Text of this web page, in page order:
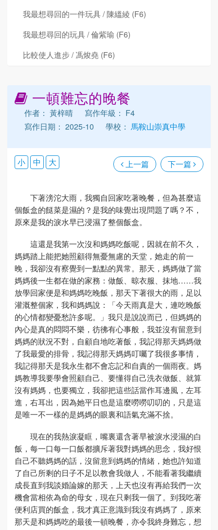
我最想尋回的一件玩具 / 陳縕綾 (F6)
我最想尋回的玩具 / 倫紫瑜 (F6)
比較使人進步 / 馮焌堯 (F6)
一頓難忘的晚餐
作者： 黃梓晴
寫作年級： F4
寫作日期： 2025-10
學校： 馬鞍山崇真中學
上一篇 下一篇
小 中 大
下著滂沱大雨，我獨自回家吃著晚餐，但為甚麼這
個飯盒的餸菜是濕的？是我的味覺出現問題了嗎？不，
原來是我的淚水早已浸濕了整個飯盒。
這還是我第一次沒和媽媽吃飯呢，因就在前不久，
媽媽踏上能把她照顧得無憂無慮的天堂，她走的前一
晚，我卻沒有察覺到一點點的異常。那天，媽媽做了當
媽媽後一生都在做的家務：做飯、晾衣服、抹地……我
放學回家便是和媽媽吃晚飯，那天下著很大的雨，足以
灌溉整個家，我和媽媽說：「今天雨真是大，連吃晚飯
的心情都變憂愁許多呢。」我只是說說而已，但媽媽的
內心是真的悶悶不樂，彷彿有心事般，我並沒有留意到
媽媽的狀況不對，自顧自地吃著飯，我記得那天媽媽做
了我最愛的排骨，我記得那天媽媽叮囑了我很多事情，
我記得那天是我永生都不會忘記和自責的一個雨夜。媽
媽教導我要學會照顧自己、要懂得自己洗衣做飯、就算
沒有媽媽，也要獨立，我卻把這些話當作耳邊風，左耳
進，右耳出，因為她平日也是這麼嘮嘮叨叨的，只是這
是唯一不一樣的是媽媽的眼裏和語氣充滿不捨。
現在的我熱淚凝眶，嘴裏還含著早被淚水浸濕的白
飯，每一口每一口飯都擴斥著我對媽媽的思念，我好恨
自己不聽媽媽的話，沒留意到媽媽的情緒，她也許知道
了自己所剩的日子不足以教會我做人，不能看著我繼續
成長直到我談婚論嫁的那天，上天也沒有再給我們一次
機會當相依為命的母女，現在只剩我一個了。到我吃著
便利店買的飯盒，我才真正意識到我沒有媽媽了，原來
那天是和媽媽吃的最後一頓晚餐，亦令我終身難忘，想